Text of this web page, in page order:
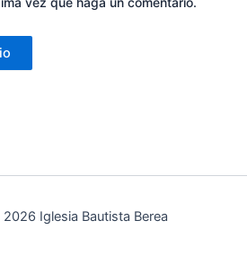
Iglesia Bautista Berea